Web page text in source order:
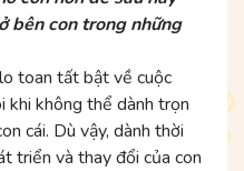
bên con trong những
toan tất bật về cuộc
khi không thể dành trọn
cái. Dù vậy, dành thời
triển và thay đổi của con